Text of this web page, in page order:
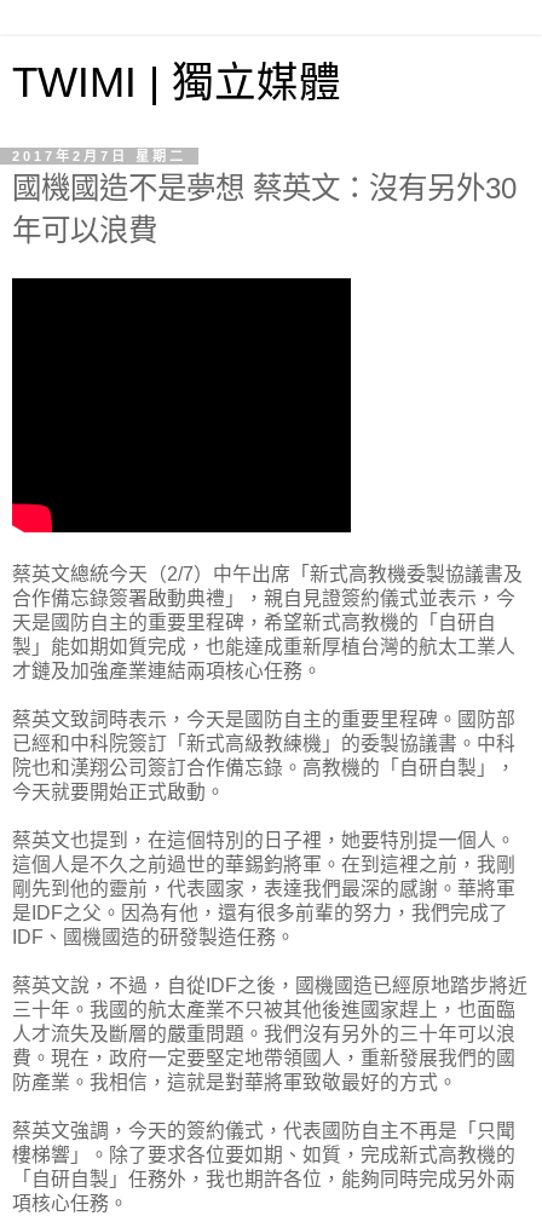
TWIMI | 獨立媒體
2017年2月7日 星期二
國機國造不是夢想 蔡英文：沒有另外30
年可以浪費
蔡英文總統今天（2/7）中午出席「新式高教機委製協議書及
合作備忘錄簽署啟動典禮」，親自見證簽約儀式並表示，今
天是國防自主的重要里程碑，希望新式高教機的「自研自
製」能如期如質完成，也能達成重新厚植台灣的航太工業人
才鏈及加強產業連結兩項核心任務。
蔡英文致詞時表示，今天是國防自主的重要里程碑。國防部
已經和中科院簽訂「新式高級教練機」的委製協議書。中科
院也和漢翔公司簽訂合作備忘錄。高教機的「自研自製」，
今天就要開始正式啟動。
蔡英文也提到，在這個特別的日子裡，她要特別提一個人。
這個人是不久之前過世的華錫鈞將軍。在到這裡之前，我剛
剛先到他的靈前，代表國家，表達我們最深的感謝。華將軍
是IDF之父。因為有他，還有很多前輩的努力，我們完成了
IDF、國機國造的研發製造任務。
蔡英文說，不過，自從IDF之後，國機國造已經原地踏步將近
三十年。我國的航太產業不只被其他後進國家趕上，也面臨
人才流失及斷層的嚴重問題。我們沒有另外的三十年可以浪
費。現在，政府一定要堅定地帶領國人，重新發展我們的國
防產業。我相信，這就是對華將軍致敬最好的方式。
蔡英文強調，今天的簽約儀式，代表國防自主不再是「只聞
樓梯響」。除了要求各位要如期、如質，完成新式高教機的
「自研自製」任務外，我也期許各位，能夠同時完成另外兩
項核心任務。